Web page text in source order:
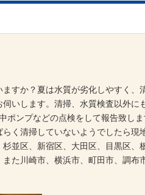
すか？夏は水質が劣化しやすく、
いします。清掃、水質検査以外に
ポンプなどの点検をして報告致し
く清掃していないようでしたら現
並区、新宿区、大田区、目黒区、
た川崎市、横浜市、町田市、調布